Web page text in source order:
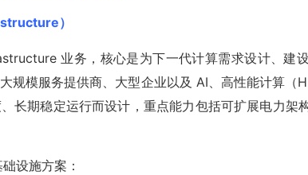
）
业务，核心是为下一代计算需求设计、建
规模服务提供商、大型企业以及 AI、高性能计算（
长期稳定运行而设计，重点能力包括可扩展电力架
设施方案：